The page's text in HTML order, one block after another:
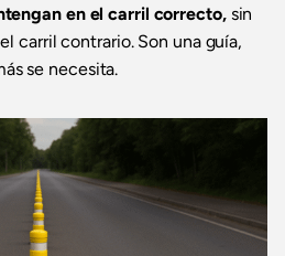
en el carril correcto,sin
carril contrario. Son una guía,
se necesita.